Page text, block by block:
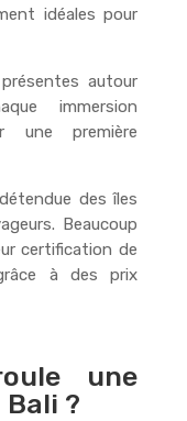
idéales pour
autour
immersion
une première
des îles
Beaucoup
certification de
à des prix
une
?